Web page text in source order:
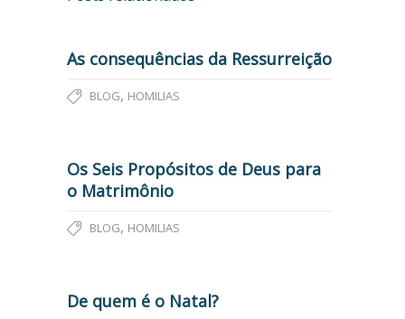
As consequências da Ressurreição
BLOG, HOMILIAS
Os Seis Propósitos de Deus para
o Matrimônio
BLOG, HOMILIAS
De quem é o Natal?